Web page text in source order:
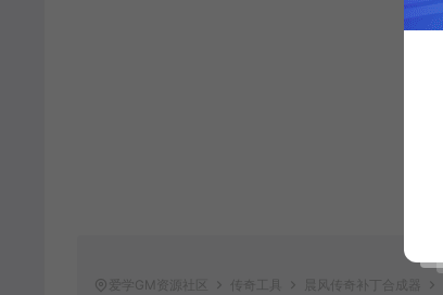
爱学GM资源社区 传奇工具 晨风传奇补丁合成器